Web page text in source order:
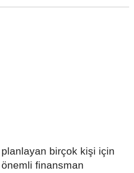
birçok kişi için
finansman